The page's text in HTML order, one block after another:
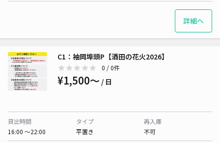
詳細へ
C1：袖岡埠頭P【酒田の花火2026】
0 / 0件
¥1,500〜 / 日
貸出時間
16:00 〜22:00
タイプ
平置き
再入庫
不可